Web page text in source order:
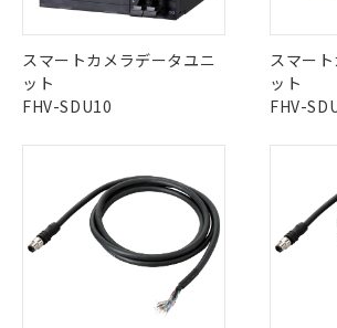
X O
"対応済み"や非含有の記載がされた商品
在庫等で未対応品が混在する可能性があ
非含有品が必要な際は、弊社営業部門も
問い合わせください。
この製品のRoHS/REACH
その他の認証はこちらのページか
スマートカメラデータユニ
ット
FHV-SDU10
スマー
ット
FHV-